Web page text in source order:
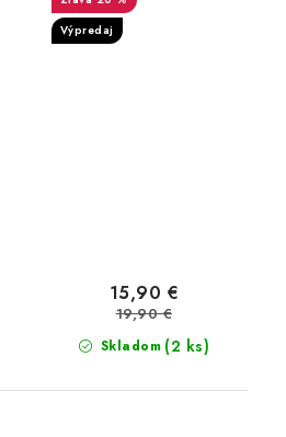
Výpredaj
Skladom (2 ks)
15,90 €
19,90 €